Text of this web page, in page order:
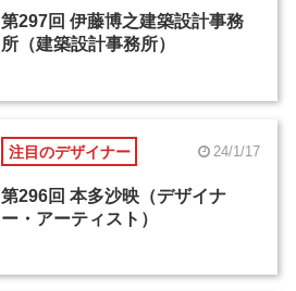
第297回 伊藤博之建築設計事務
所（建築設計事務所）
注目のデザイナー 24/1/17
第296回 本多沙映（デザイナ
ー・アーティスト）